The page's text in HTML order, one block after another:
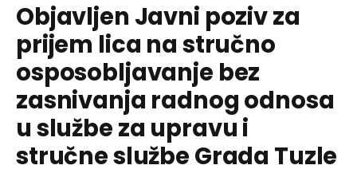
Objavljen Javni poziv za
prijem lica na stručno
osposobljavanje bez
zasnivanja radnog odnosa
u službe za upravu i
stručne službe Grada Tuzle